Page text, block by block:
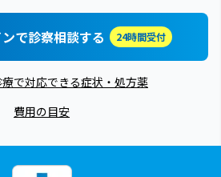
で診察相談する 24時間受付
で対応できる症状・処方薬
費用の目安